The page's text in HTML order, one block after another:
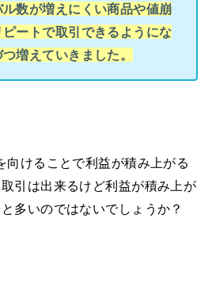
数が増えにくい商品や値崩
ートで取引できるようにな
増えていきました。
向けることで利益が積み上がる
引は出来るけど利益が積み上が
多いのではないでしょうか？